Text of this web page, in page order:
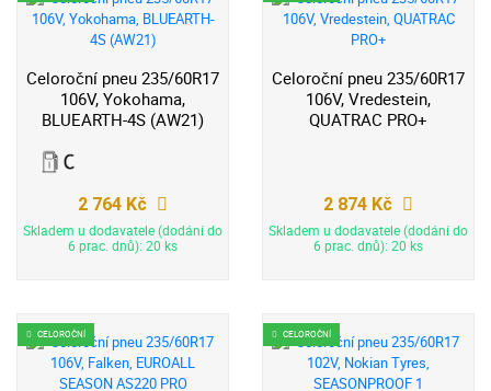
Celoroční pneu 235/60R17
106V, Yokohama,
BLUEARTH-4S (AW21)
2 764 Kč
Skladem u dodavatele (dodání do
6 prac. dnů): 20 ks
Celoroční pneu 235/60R17
106V, Vredestein,
QUATRAC PRO+
2 874 Kč
Skladem u dodavatele (dodání do
6 prac. dnů): 20 ks
CELOROČNÍ CELOROČNÍ